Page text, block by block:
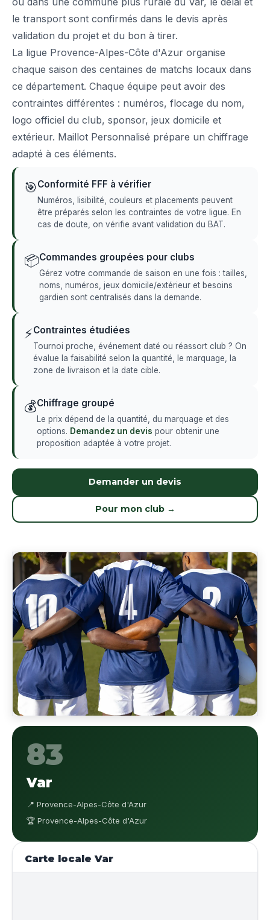
le transport sont confirmés dans le devis après
validation du projet et du bon à tirer.
La ligue Provence-Alpes-Côte d'Azur organise
chaque saison des centaines de matchs locaux dans
ce département. Chaque équipe peut avoir des
contraintes différentes : numéros, flocage du nom,
logo officiel du club, sponsor, jeux domicile et
extérieur. Maillot Personnalisé prépare un chiffrage
adapté à ces éléments.
🎯Conformité FFF à vérifier
Numéros, lisibilité, couleurs et placements peuvent
être préparés selon les contraintes de votre ligue. En
cas de doute, on vérifie avant validation du BAT.
📦Commandes groupées pour clubs
Gérez votre commande de saison en une fois : tailles,
noms, numéros, jeux domicile/extérieur et besoins
gardien sont centralisés dans la demande.
⚡Contraintes étudiées
Tournoi proche, événement daté ou réassort club ? On
évalue la faisabilité selon la quantité, le marquage, la
zone de livraison et la date cible.
💰Chiffrage groupé
Le prix dépend de la quantité, du marquage et des
options. Demandez un devis pour obtenir une
proposition adaptée à votre projet.
Demander un devis
Pour mon club →
83
Var
📍 Provence-Alpes-Côte d'Azur
🏆 Provence-Alpes-Côte d'Azur
Carte locale Var